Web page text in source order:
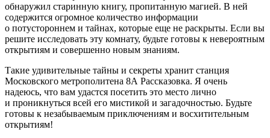
обнаружил старинную книгу, пропитанную магией. В ней
содержится огромное количество информации
о потустороннем и тайнах, которые еще не раскрыты. Если вы
решите исследовать эту комнату, будьте готовы к невероятным
открытиям и совершенно новым знаниям.
Такие удивительные тайны и секреты хранит станция
Московского метрополитена 8А Рассказовка. Я очень
надеюсь, что вам удастся посетить это место лично
и проникнуться всей его мистикой и загадочностью. Будьте
готовы к незабываемым приключениям и восхитительным
открытиям!